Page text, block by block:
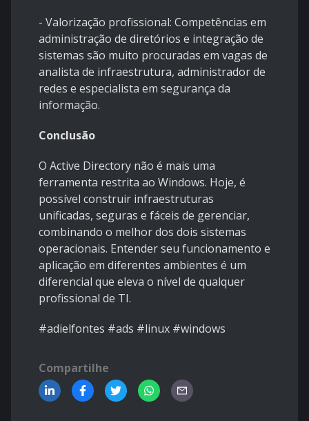
- Valorização profissional: Competências em
administração de diretórios e integração de
sistemas são muito procuradas em vagas de
analista de infraestrutura, administrador de
redes e especialista em segurança da
informação.
Conclusão
O Active Directory não é mais uma
ferramenta restrita ao Windows. Hoje, é
possível construir infraestruturas
unificadas, seguras e fáceis de gerenciar,
combinando o melhor dos dois sistemas
operacionais. Entender seu funcionamento e
aplicação em diferentes ambientes é um
diferencial que eleva o nível de qualquer
profissional de TI.
#adielfontes #ads #linux #windows
Compartilhe